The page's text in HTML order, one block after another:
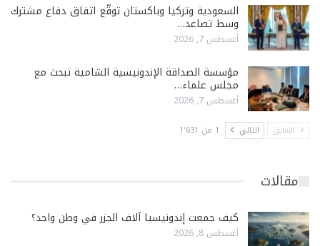
السعودية وتركيا وباكستان توقّع اتفاق دفاع مشترك
وسط تصاعد…
أغسطس 7, 2026
مؤسسة الصداقة الإندونيسية الشامية تبحث مع
مجلس علماء…
أغسطس 7, 2026
السابق التالي 1 من 1٬631
مقالات
كيف جمعت إندونيسيا آلاف الجزر في وطن واحد؟
أغسطس 8, 2026